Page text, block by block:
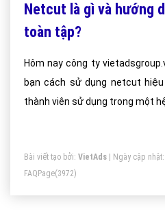
Netcut là gì và hướng
toàn tập?
Hôm nay công ty
bạn cách sử dụng netcut
thành viên sử dụng trong một
Bài viết tạo bởi: VietAds | Ngày cập nhật:
FAQPage(3972)